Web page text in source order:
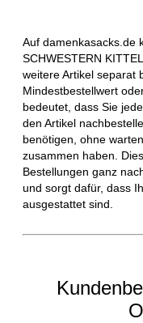
Auf damenkasacks.de
SCHWESTERN
weitere Artikel separat
Mindestbestellwert
bedeutet, dass Sie
den Artikel
benötigen, ohne
zusammen haben.
Bestellungen ganz
und sorgt dafür, dass
ausgestattet sind.